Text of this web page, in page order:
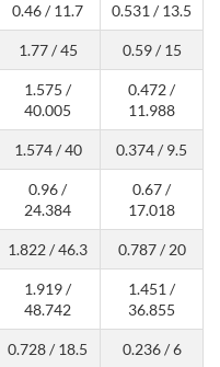
0.46 / 11.7 0.531 / 13.5
1.77 / 45 0.59 / 15
1.575 /
40.005
0.472 /
11.988
1.574 / 40 0.374 / 9.5
0.96 /
24.384
0.67 /
17.018
1.822 / 46.3 0.787 / 20
1.919 /
48.742
1.451 /
36.855
0.728 / 18.5 0.236 / 6